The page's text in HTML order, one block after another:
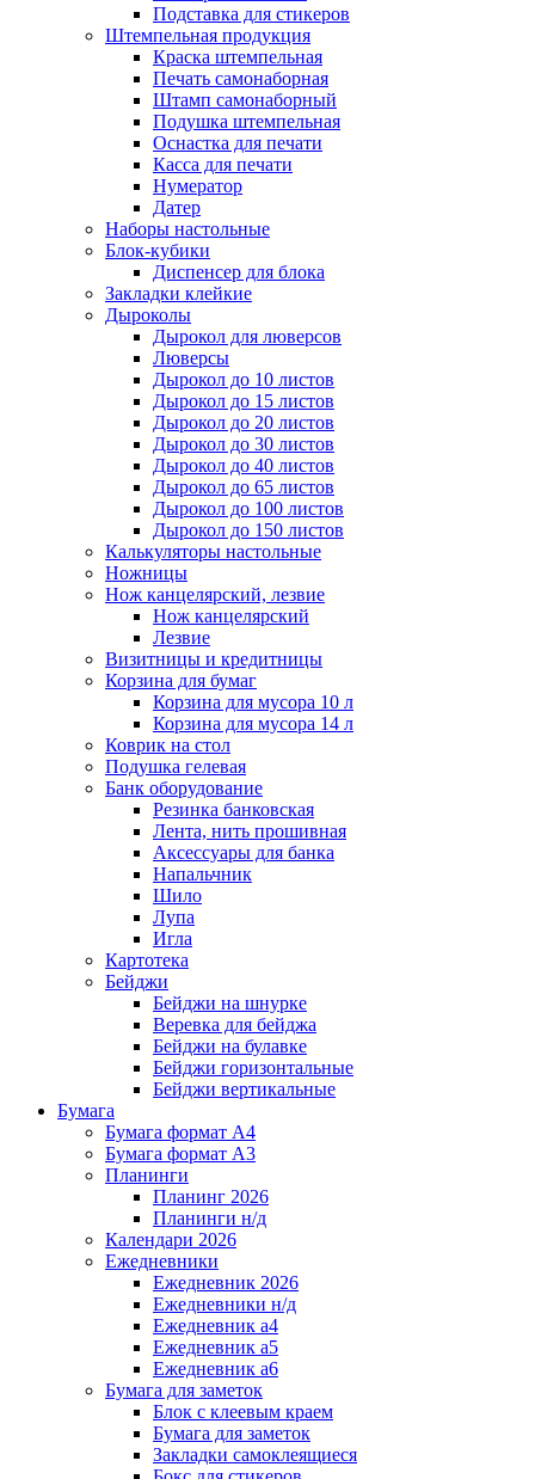
Подставка для стикеров
Штемпельная продукция
Краска штемпельная
Печать самонаборная
Штамп самонаборный
Подушка штемпельная
Оснастка для печати
Касса для печати
Нумератор
Датер
Наборы настольные
Блок-кубики
Диспенсер для блока
Закладки клейкие
Дыроколы
Дырокол для люверсов
Люверсы
Дырокол до 10 листов
Дырокол до 15 листов
Дырокол до 20 листов
Дырокол до 30 листов
Дырокол до 40 листов
Дырокол до 65 листов
Дырокол до 100 листов
Дырокол до 150 листов
Калькуляторы настольные
Ножницы
Нож канцелярский, лезвие
Нож канцелярский
Лезвие
Визитницы и кредитницы
Корзина для бумаг
Корзина для мусора 10 л
Корзина для мусора 14 л
Коврик на стол
Подушка гелевая
Банк оборудование
Резинка банковская
Лента, нить прошивная
Аксессуары для банка
Напальчник
Шило
Лупа
Игла
Картотека
Бейджи
Бейджи на шнурке
Веревка для бейджа
Бейджи на булавке
Бейджи горизонтальные
Бейджи вертикальные
Бумага
Бумага формат А4
Бумага формат А3
Планинги
Планинг 2026
Планинги н/д
Календари 2026
Ежедневники
Ежедневник 2026
Ежедневники н/д
Ежедневник а4
Ежедневник а5
Ежедневник а6
Бумага для заметок
Блок с клеевым краем
Бумага для заметок
Закладки самоклеящиеся